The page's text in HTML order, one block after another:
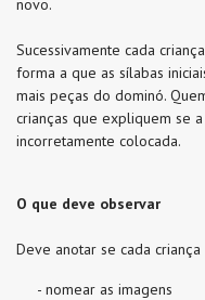
novo.
Sucessivamente cada
forma a que as sílabas
mais peças do dominó.
crianças que expliquem se
incorretamente colocada.
O que deve observar
Deve anotar se cada criança
- nomear as imagens